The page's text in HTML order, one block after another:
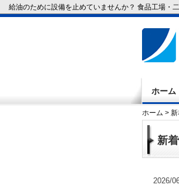
給油のために設備を止めていませんか？ 食品工場
ホーム
ホーム > 新
新
2026/